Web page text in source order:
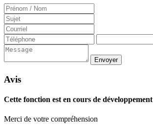
Avis
Cette fonction est en cours de développement
Merci de votre compréhension